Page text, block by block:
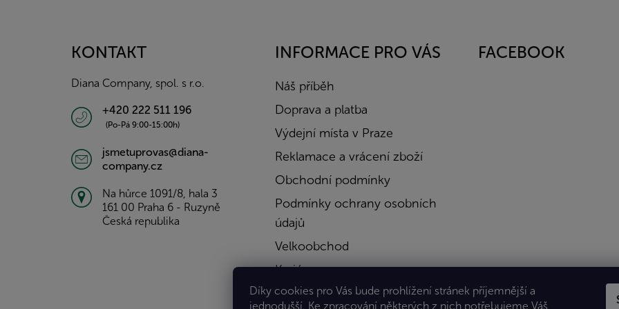
Díky cookies pro Vás bude prohlížení stránek příjemnější a
jednodušší. Ke zpracování některých z nich potřebujeme Váš
KONTAKT
Diana Company, spol. s r.o.
+420 222 511 196
(Po-Pá 9:00-15:00h)
jsmetuprovas@diana-
company.cz
Na hůrce 1091/8, hala 3
161 00 Praha 6 - Ruzyně
Česká republika
INFORMACE PRO VÁS
Náš příběh
Doprava a platba
Výdejní místa v Praze
Reklamace a vrácení zboží
Obchodní podmínky
Podmínky ochrany osobních
údajů
Velkoobchod
Kariéra
Kontakty
FACEBOOK